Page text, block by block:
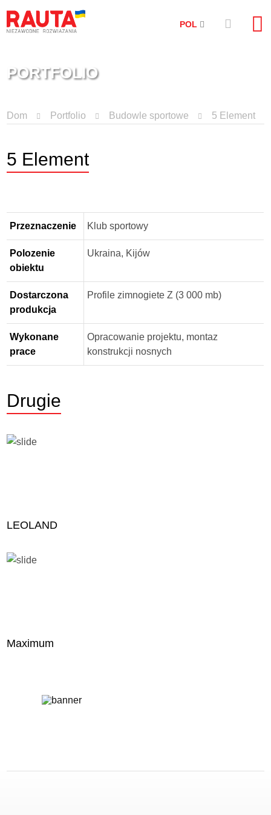
POL
PORTFOLIO
Dom Portfolio Budowle sportowe 5 Element
5 Element
Przeznaczenie Klub sportowy
Polozenie
obiektu
Ukraina, Kijów
Dostarczona
produkcja
Profile zimnogiete Z (3 000 mb)
Wykonane
prace
Opracowanie projektu, montaz
konstrukcji nosnych
Drugie
LEOLAND
Maximum